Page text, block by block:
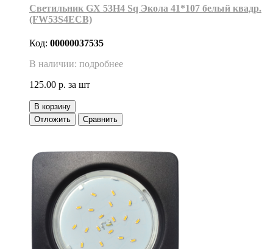
Светильник GX 53H4 Sq Экола 41*107 белый квадр.
(FW53S4ECB)
Код: 00000037535
В наличии: подробнее
125.00 р. за шт
В корзину
Отложить
Сравнить